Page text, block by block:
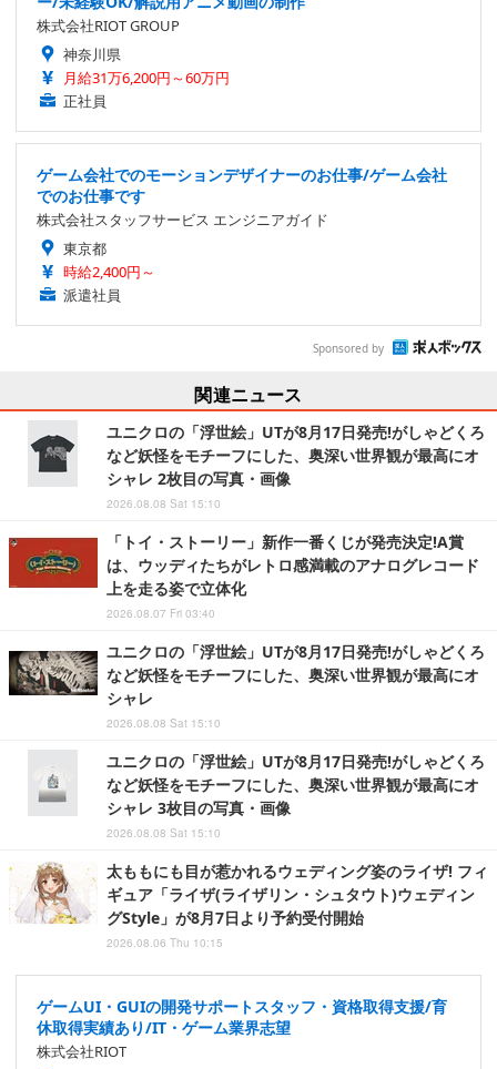
株式会社RIOT GROUP
神奈川県
月給31万6,200円～60万円
正社員
ゲーム会社でのモーションデザイナーのお仕事/ゲーム会社
でのお仕事です
株式会社スタッフサービス エンジニアガイド
東京都
時給2,400円～
派遣社員
Sponsored by
関連ニュース
ユニクロの「浮世絵」UTが8月17日発売!がしゃどくろ
など妖怪をモチーフにした、奥深い世界観が最高にオ
シャレ 2枚目の写真・画像
2026.08.08 Sat 15:10
「トイ・ストーリー」新作一番くじが発売決定!A賞
は、ウッディたちがレトロ感満載のアナログレコード
上を走る姿で立体化
2026.08.07 Fri 03:40
ユニクロの「浮世絵」UTが8月17日発売!がしゃどくろ
など妖怪をモチーフにした、奥深い世界観が最高にオ
シャレ
2026.08.08 Sat 15:10
ユニクロの「浮世絵」UTが8月17日発売!がしゃどくろ
など妖怪をモチーフにした、奥深い世界観が最高にオ
シャレ 3枚目の写真・画像
2026.08.08 Sat 15:10
太ももにも目が惹かれるウェディング姿のライザ! フィ
ギュア「ライザ(ライザリン・シュタウト)ウェディン
グStyle」が8月7日より予約受付開始
2026.08.06 Thu 10:15
ゲームUI・GUIの開発サポートスタッフ・資格取得支援/育
休取得実績あり/IT・ゲーム業界志望
株式会社RIOT